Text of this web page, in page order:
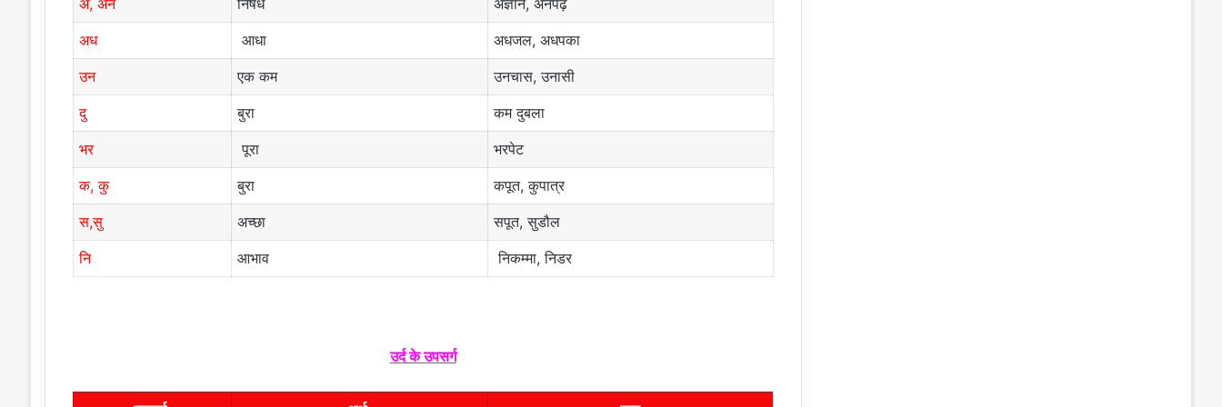
अ, अन निषेध
अज्ञान, अनपढ़
अध
आधा
अधजल, अधपका
उन
एक कम
उनचास, उनासी
दु
बुरा
कम दुबला
भर
पूरा
भरपेट
क, कु
बुरा
कपूत, कुपात्र
स,सु
अच्छा
सपूत, सुडौल
नि
आभाव निकम्मा, निडर
उर्द के उपसर्ग